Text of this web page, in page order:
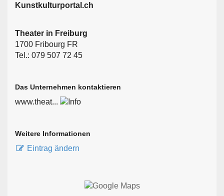
Kunstkulturportal.ch
Theater in Freiburg
1700 Fribourg FR
Tel.: 079 507 72 45
Das Unternehmen kontaktieren
www.theat...
Weitere Informationen
Eintrag ändern